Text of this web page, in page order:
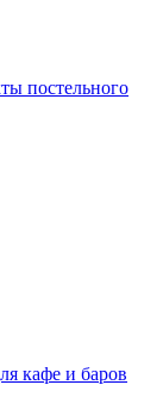
постельного
кафе и баров